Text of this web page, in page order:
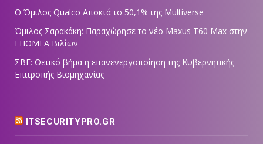
Ο Όμιλος Qualco Αποκτά το 50,1% της Multiverse
Όμιλος Σαρακάκη: Παραχώρησε το νέο Maxus T60 Max στην
ΕΠΟΜΕΑ Βιλίων
ΣΒΕ: Θετικό βήμα η επανενεργοποίηση της Κυβερνητικής
Επιτροπής Βιομηχανίας
ITSECURITYPRO.GR